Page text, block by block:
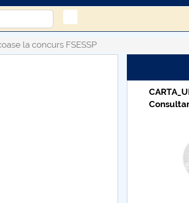
la concurs FSESSP